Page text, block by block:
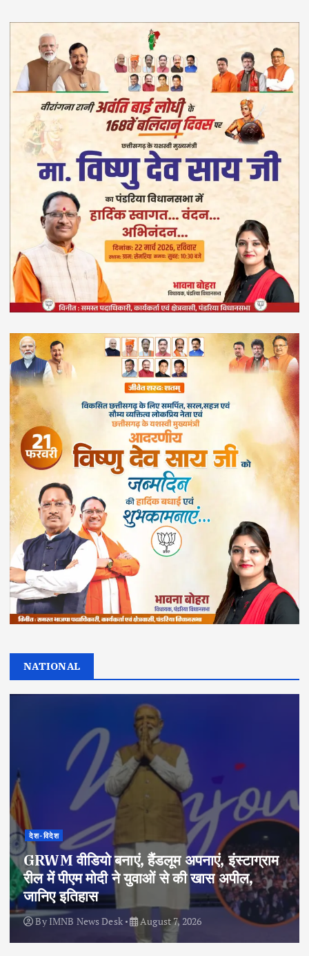
NATIONAL
देश-विदेश
GRWM वीडियो बनाएं, हैंडलूम अपनाएं, इंस्टाग्राम
रील में पीएम मोदी ने युवाओं से की खास अपील,
जानिए इतिहास
By IMNB News Desk August 7, 2026